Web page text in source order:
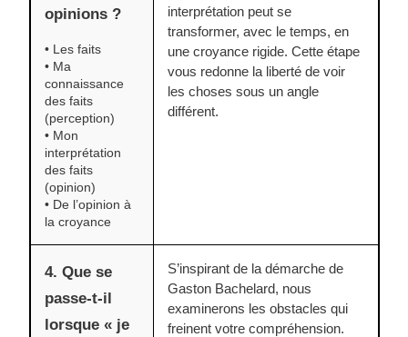
opinions ?
• Les faits
• Ma
connaissance
des faits
(perception)
• Mon
interprétation
des faits
(opinion)
• De l’opinion à
la croyance
interprétation peut se
transformer, avec le temps, en
une croyance rigide. Cette étape
vous redonne la liberté de voir
les choses sous un angle
différent.
4. Que se
passe-t-il
lorsque « je
S’inspirant de la démarche de
Gaston Bachelard, nous
examinerons les obstacles qui
freinent votre compréhension.